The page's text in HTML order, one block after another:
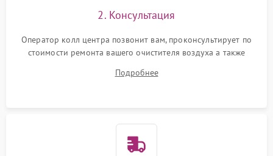
Поломка системы защиты
1000 ₽
2. Консультация
Оператор колл центра позвонит вам, проконсультирует по
стоимости ремонта вашего очистителя воздуха а также
Подробнее